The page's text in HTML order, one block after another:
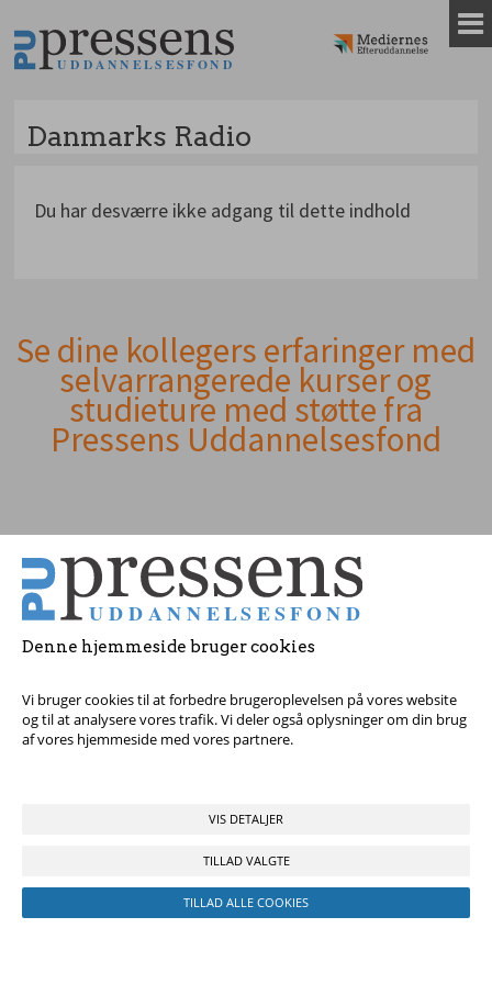
Denne hjemmeside bruger cookies
Vi bruger cookies til at forbedre brugeroplevelsen på vores website
og til at analysere vores trafik. Vi deler også oplysninger om din brug
af vores hjemmeside med vores partnere.
VIS DETALJER
TILLAD VALGTE
TILLAD ALLE COOKIES
til
indhold
Danmarks Radio
Du har desværre ikke adgang til dette indhold
Andet
indhold
Se dine kollegers erfaringer med
selvarrangerede kurser og
studieture med støtte fra
Pressens Uddannelsesfond
Tag fat i os med dine spørgsmål!
© 2017 Pressens Uddannelsesfond, Rådhuspladsen 16, 4. sal, 1550